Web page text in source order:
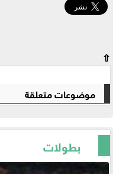
⇧
موضوعات متعلقة
بطولات